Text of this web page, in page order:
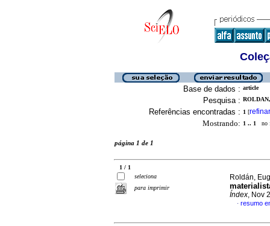
Base de dados : article
Pesquisa :
Referências encontradas : 1 [refinar
Mostrando: 1 .. 1 no
página 1 de 1
1 / 1
seleciona
para imprimir
Roldán,
Índex, Nov
· resumo